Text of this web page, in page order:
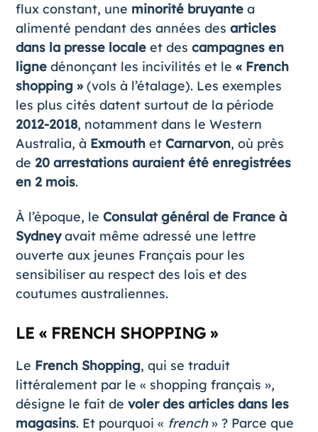
flux constant, une minorité bruyantea
alimenté pendant des années des articles
dans la presse localeet des campagnes en
lignedénonçant les incivilités et le « French
shopping »(vols à l’étalage). Les exemples
les plus cités datent surtout de la période
2012-2018, notamment dans le Western
Australia, à Exmouthet Carnarvon, où près
de 20 arrestations auraient été enregistrées
en 2 mois.
À l’époque, le Consulat général de France à
Sydneyavait même adressé une lettre
ouverte aux jeunes Français pour les
sensibiliser au respect des lois et des
coutumes australiennes.
LE « FRENCH SHOPPING »
Le French Shopping, qui se traduit
littéralement par le « shopping français »,
désigne le fait de voler des articles dans les
magasins. Et pourquoi « french» ? Parce que